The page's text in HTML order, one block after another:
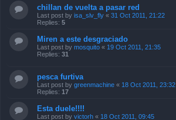
chillan de vuelta a pasar red
Last post by isa_slv_fly « 31 Oct 2011, 21:22
Replies: 5
Miren a este desgraciado
Last post by mosquito « 19 Oct 2011, 21:35
Replies: 31
pesca furtiva
Last post by greenmachine « 18 Oct 2011, 23:32
Replies: 17
Esta duele!!!!
Last post by victorh « 18 Oct 2011, 09:45